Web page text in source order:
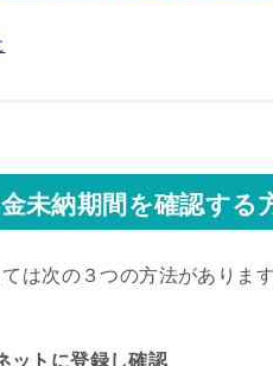
未納期間を確認する
は次の３つの方法があります
ットに登録し確認